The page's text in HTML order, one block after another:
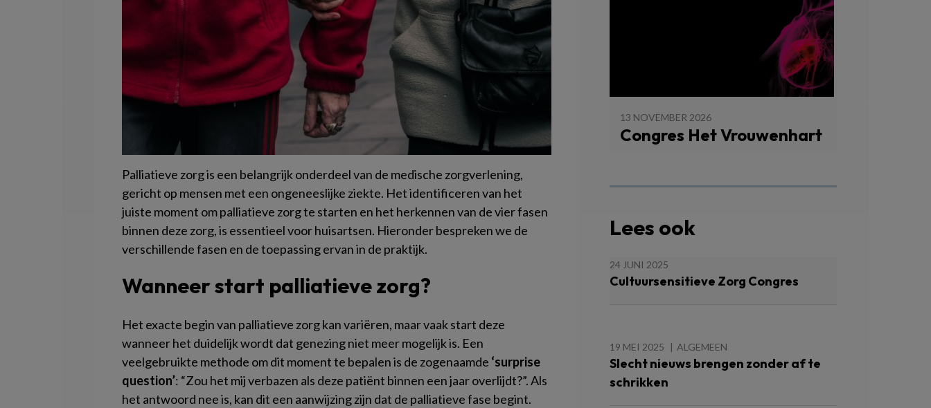
Palliatieve zorg is een belangrijk onderdeel van de medische zorgverlening,
gericht op mensen met een ongeneeslijke ziekte. Het identificeren van het
juiste moment om palliatieve zorg te starten en het herkennen van de vier fasen
binnen deze zorg, is essentieel voor huisartsen. Hieronder bespreken we de
verschillende fasen en de toepassing ervan in de praktijk.
Wanneer start palliatieve zorg?
Het exacte begin van palliatieve zorg kan variëren, maar vaak start deze
wanneer het duidelijk wordt dat genezing niet meer mogelijk is. Een
veelgebruikte methode om dit moment te bepalen is de zogenaamde ‘surprise
question’: “Zou het mij verbazen als deze patiënt binnen een jaar overlijdt?”. Als
het antwoord nee is, kan dit een aanwijzing zijn dat de palliatieve fase begint.
13 NOVEMBER 2026
Congres Het Vrouwenhart
Lees ook
24 JUNI 2025
Cultuursensitieve Zorg Congres
19 MEI 2025 ALGEMEEN
Slecht nieuws brengen zonder af te
schrikken